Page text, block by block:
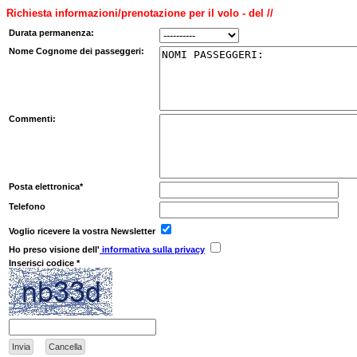
Richiesta informazioni/prenotazione per il volo - del //
Durata permanenza:
Nome Cognome dei passeggeri:
Commenti:
Posta elettronica*
Telefono
Voglio ricevere la vostra Newsletter
Ho preso visione dell' informativa sulla privacy
Inserisci codice *